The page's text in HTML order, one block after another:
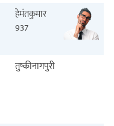
हेमंतकुमार
937
तुष्कीनागपुरी